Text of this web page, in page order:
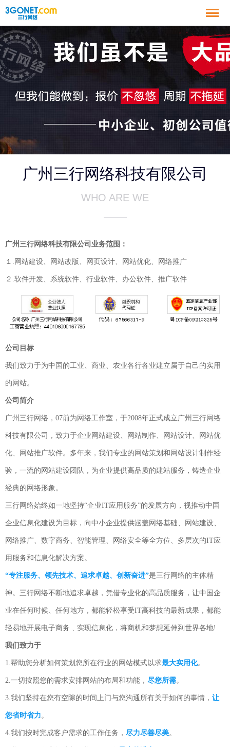
广州三行网络科技有限公司
WHO ARE WE
广州三行网络科技有限公司业务范围：
１.网站建设、网站改版、网页设计、网站优化、网络推广
２.软件开发、系统软件、行业软件、办公软件、推广软件
公司目标
我们致力于为中国的工业、商业、农业各行各业建立属于自己的实用
的网站。
公司简介
广州三行网络，07前为网络工作室，于2008年正式成立广州三行网络
科技有限公司，致力于企业网站建设、网站制作、网站设计、网站优
化、网站推广软件。多年来，我们专业的网站策划和网站设计制作经
验，一流的网站建设团队，为企业提供高品质的建站服务，铸造企业
经典的网络形象。
三行网络始终如一地坚持“企业IT应用服务”的发展方向，视推动中国
企业信息化建设为目标，向中小企业提供涵盖网络基础、网站建设、
网络推广、数字商务、智能管理、网络安全等全方位、多层次的IT应
用服务和信息化解决方案。
“专注服务、领先技术、追求卓越、创新奋进”是三行网络的主体精
神。三行网络不断地追求卓越，凭借专业化的高品质服务，让中国企
业在任何时候、任何地方，都能轻松享受IT高科技的最新成果，都能
轻易地开展电子商务﹑实现信息化，将商机和梦想延伸到世界各地!
我们致力于
1.帮助您分析如何策划您所在行业的网站模式以求最大实用化。
2.一切按照您的需求安排网站的布局和功能， 尽您所需。
3.我们坚持在您有空隙的时间上门与您沟通所有关于如何的事情， 让
您省时省力。
4.我们按时完成客户需求的工作任务， 尽力尽善尽美。